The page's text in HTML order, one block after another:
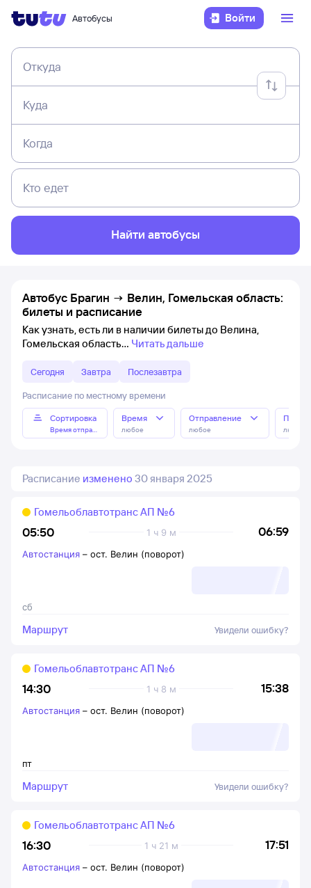
Автобусы Войти
Откуда
Куда
Когда
Кто едет
Найти автобусы
Автобус Брагин → Велин, Гомельская область:
билеты и расписание
Как узнать, есть ли в наличии билеты до Велина,
Гомельская область
Читать дальше
Сегодня Завтра Послезавтра
Расписание по местному времени
Сортировка
Время отправления
Время
любое
Отправление
любое любое
Расписание изменено 30 января 2025
05:50 06:59
1 ч 9 м
Гомельоблавтотранс АП №6
сб
Автостанция – ост. Велин (поворот)
Маршрут Увидели ошибку?
14:30 15:38
1 ч 8 м
Гомельоблавтотранс АП №6
пт
Автостанция – ост. Велин (поворот)
Маршрут Увидели ошибку?
16:30 17:51
1 ч 21 м
Гомельоблавтотранс АП №6
Автостанция – ост. Велин (поворот)